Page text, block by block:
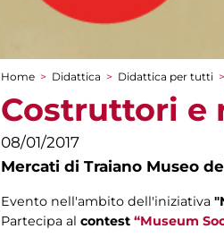
Tu sei qui
Home > Didattica > Didattica per tutti >
Costruttori e
08/01/2017
Mercati di Traiano Museo
Evento nell'ambito dell'iniziativa
Partecipa al contest “Museum